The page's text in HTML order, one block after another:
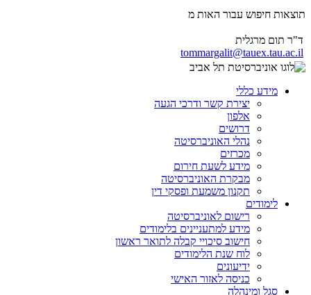
תוצאות חיפוש עבור האות מ
ד"ר תום מרגלית
tommargalit@tauex.tau.ac.il
מידע כללי
יצירת קשר ודרכי הגעה
אלפון
דרושים
נהלי האוניברסיטה
מכרזים
מידע לשעת חירום
מבקרת האוניברסיטה
תקנון משמעת ופסקי דין
לימודים
רישום לאוניברסיטה
מידע למתעניינים בלימודים
חישוב סיכויי קבלה לתואר ראשון
לוח שנת הלימודים
ידיעונים
כניסה לאזור האישי
סגל ומינהלה